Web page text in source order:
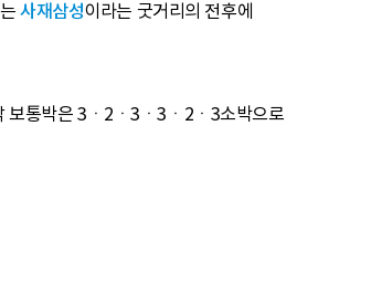
사재삼성이라는 굿거리의 전후에
보통박은 3ㆍ2ㆍ3ㆍ3ㆍ2ㆍ3소박으로